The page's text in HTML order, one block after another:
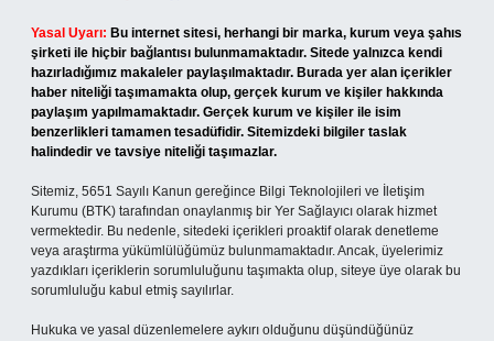
Yasal Uyarı: Bu internet sitesi, herhangi bir marka, kurum veya şahıs
şirketi ile hiçbir bağlantısı bulunmamaktadır. Sitede yalnızca kendi
hazırladığımız makaleler paylaşılmaktadır. Burada yer alan içerikler
haber niteliği taşımamakta olup, gerçek kurum ve kişiler hakkında
paylaşım yapılmamaktadır. Gerçek kurum ve kişiler ile isim
benzerlikleri tamamen tesadüfidir. Sitemizdeki bilgiler taslak
halindedir ve tavsiye niteliği taşımazlar.
Sitemiz, 5651 Sayılı Kanun gereğince Bilgi Teknolojileri ve İletişim
Kurumu (BTK) tarafından onaylanmış bir Yer Sağlayıcı olarak hizmet
vermektedir. Bu nedenle, sitedeki içerikleri proaktif olarak denetleme
veya araştırma yükümlülüğümüz bulunmamaktadır. Ancak, üyelerimiz
yazdıkları içeriklerin sorumluluğunu taşımakta olup, siteye üye olarak bu
sorumluluğu kabul etmiş sayılırlar.
Hukuka ve yasal düzenlemelere aykırı olduğunu düşündüğünüz